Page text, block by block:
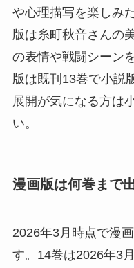
や心理描写を楽しみ
版は糸町秋音さんの
の表情や戦闘シーン
版は既刊13巻で小説
展開が気になる方は
い。
漫画版は何巻まで
2026年3月時点で漫
す。14巻は2026年3